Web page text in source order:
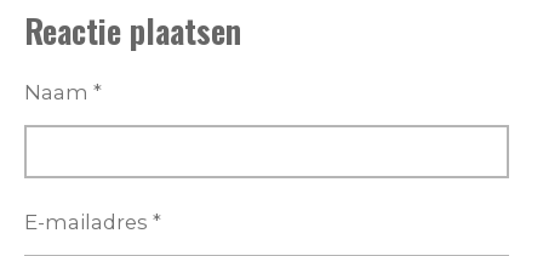
e
n
l
r
e
e
n
Reactie plaatsen
Naam *
E-mailadres *